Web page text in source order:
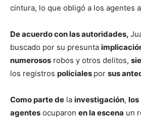
cintura, lo que obligó a los agentes
De acuerdo con las autoridades,
buscado por su presunta
numerosos robos y otros delitos,
los registros policiales por sus
Como parte de la investigación, los
agentes ocuparon en la escena un